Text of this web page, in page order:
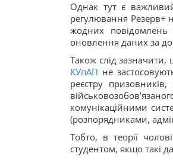
Однак тут є
регулювання Резерв+
жодних
оновлення даних за
Також слід
КУпАП не
реєстру
комунікаційними
(розпорядниками,
Тобто, в теорії
студентом, якщо такі